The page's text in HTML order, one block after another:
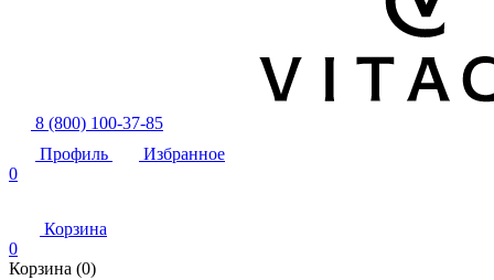
8 (800) 100-37-85
Профиль
Избранное
0
Корзина
0
Корзина (0)